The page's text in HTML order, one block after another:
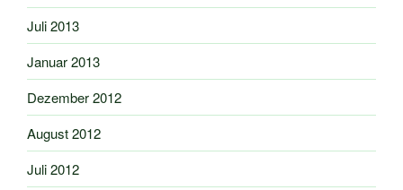
Juli 2013
Januar 2013
Dezember 2012
August 2012
Juli 2012